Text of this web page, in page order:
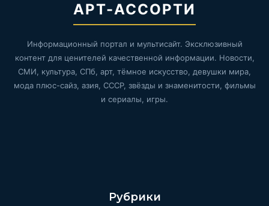
АРТ-АССОРТИ
Информационный портал и мультисайт. Эксклюзивный
контент для ценителей качественной информации. Новости,
СМИ, культура, СПб, арт, тёмное искусство, девушки мира,
мода плюс-сайз, азия, СССР, звёзды и знаменитости, фильмы
и сериалы, игры.
Рубрики